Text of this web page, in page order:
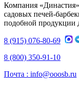
Компания
садовых печей-
подобной продукции
8 (915) 076-80-69
8 (800) 350-91-10
Почта : info@ooosb.ru